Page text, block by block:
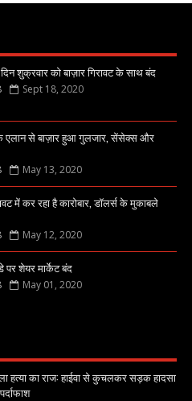
शुक्रवार को बाज़ार गिरावट के साथ बंद
Sept 18, 2020
एलान से बाज़ार हुआ गुलजार, सेंसेक्स और
May 13, 2020
में कर रहा है कारोबार, डॉलर्स के मुकाबले
May 12, 2020
पर शेयर मार्केट बंद
May 01, 2020
हत्या का राज: हाईवा से कुचलकर सड़क हादसा